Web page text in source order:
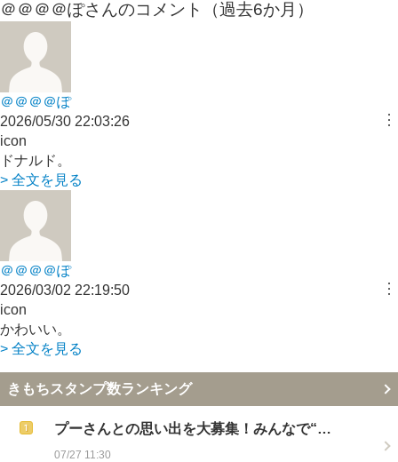
＠＠＠＠ぽさんのコメント（過去6か月）
＠＠＠＠ぽ
︙
2026/05/30 22:03:26
icon
ドナルド。
> 全文を見る
＠＠＠＠ぽ
︙
2026/03/02 22:19:50
icon
かわいい。
> 全文を見る
きもちスタンプ数ランキング
プーさんとの思い出を大募集！みんなで“…
07/27 11:30